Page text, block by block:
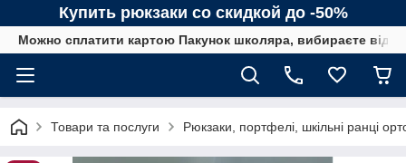
Купить рюкзаки со скидкой до -50%
Можно сплатити картою Пакунок школяра, вибираєте від
Товари та послуги Рюкзаки, портфелі, шкільні ранці